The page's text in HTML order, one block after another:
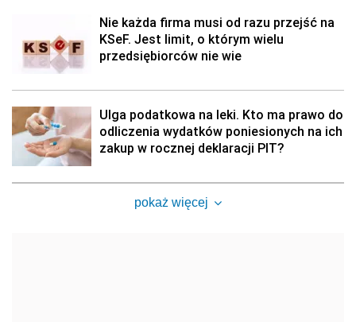
Nie każda firma musi od razu przejść na
KSeF. Jest limit, o którym wielu
przedsiębiorców nie wie
Ulga podatkowa na leki. Kto ma prawo do
odliczenia wydatków poniesionych na ich
zakup w rocznej deklaracji PIT?
pokaż więcej